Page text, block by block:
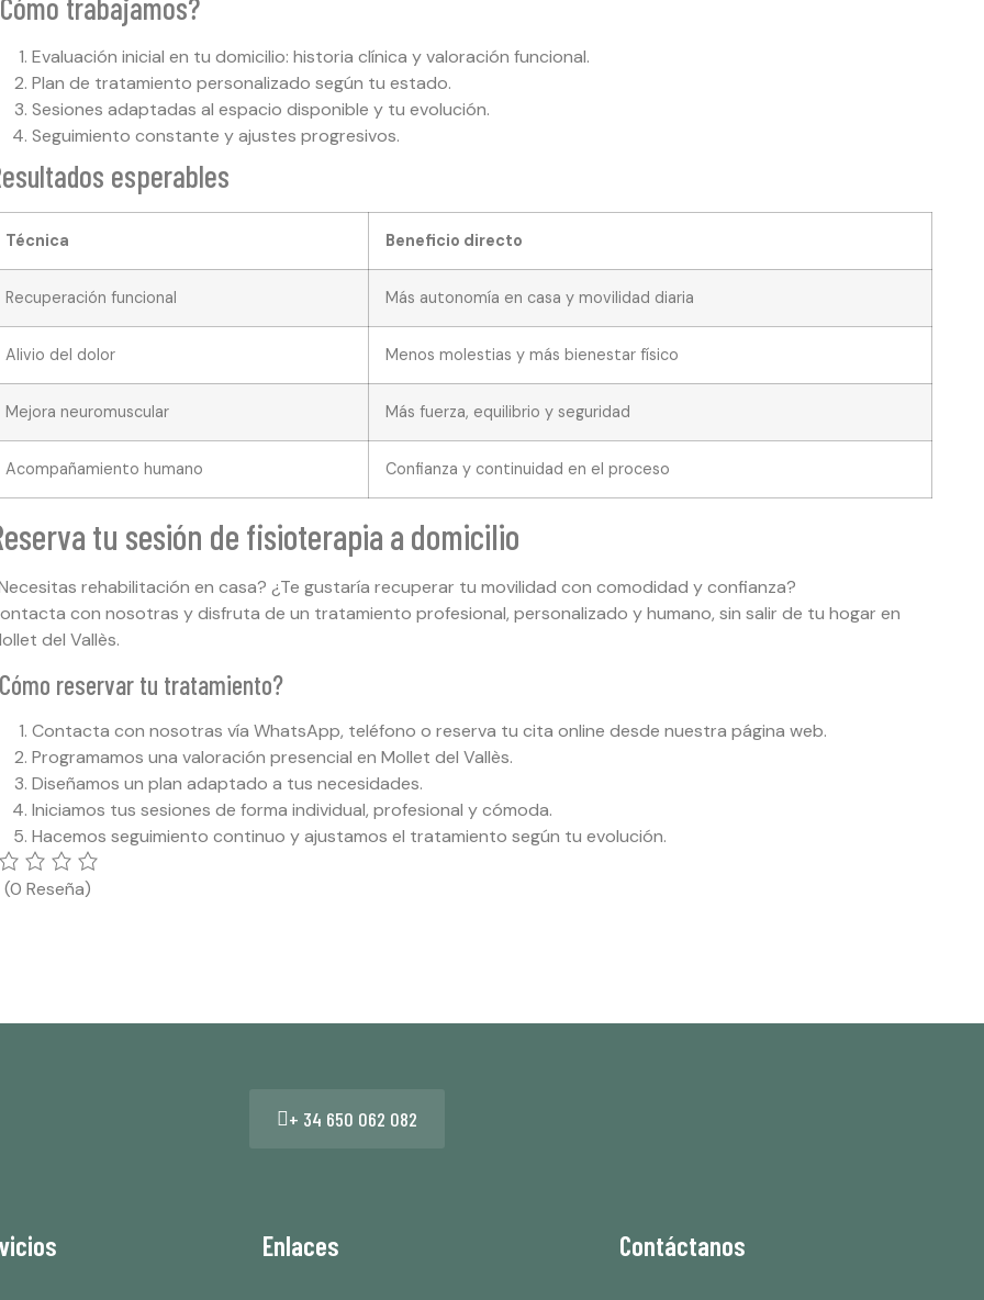
trabajamos?
Evaluación inicial en tu domicilio: historia clínica y valoración funcional.
Plan de tratamiento personalizado según tu estado.
Sesiones adaptadas al espacio disponible y tu evolución.
Seguimiento constante y ajustes progresivos.
esperables
Técnica Beneficio directo
Recuperación funcional Más autonomía en casa y movilidad diaria
Alivio del dolor Menos molestias y más bienestar físico
Mejora neuromuscular Más fuerza, equilibrio y seguridad
Acompañamiento humano Confianza y continuidad en el proceso
tu sesión de fisioterapia a domicilio
rehabilitación en casa? ¿Te gustaría recuperar tu movilidad con comodidad y confianza?
con nosotras y disfruta de un tratamiento profesional, personalizado y humano, sin salir de tu hogar en
del Vallès.
reservar tu tratamiento?
Contacta con nosotras vía WhatsApp, teléfono o reserva tu cita online desde nuestra página web.
Programamos una valoración presencial en Mollet del Vallès.
Diseñamos un plan adaptado a tus necesidades.
Iniciamos tus sesiones de forma individual, profesional y cómoda.
Hacemos seguimiento continuo y ajustamos el tratamiento según tu evolución.
(0 Reseña)
+ 34 650 062 082
Enlaces Contáctanos